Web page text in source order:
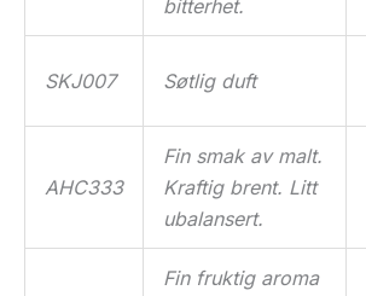
bitterhet.
SKJ007 Søtlig duft
AHC333
Fin smak av malt.
Kraftig brent. Litt
ubalansert.
Fin fruktig aroma